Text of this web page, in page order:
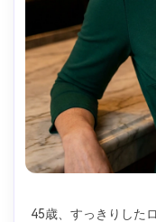
45歳、すっきりした